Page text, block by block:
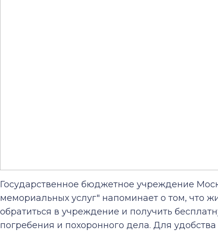
Государственное бюджетное учреждение
мемориальных услуг" напоминает о том, что
обратиться в учреждение и получить
погребения и похоронного дела. Для